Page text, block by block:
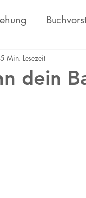
dein
5 Min. Lesezeit